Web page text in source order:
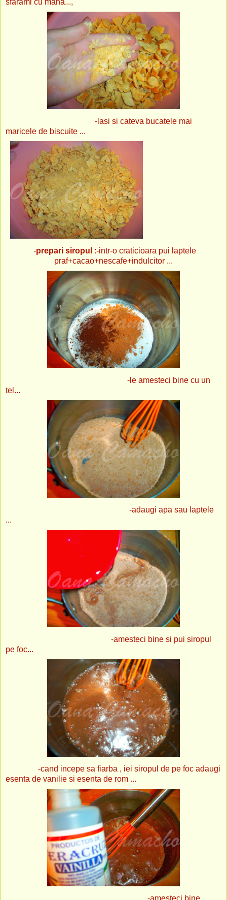
-lasi si cateva bucatele mai
maricele de biscuite ...
-prepari siropul :-intr-o craticioara pui laptele
praf+cacao+nescafe+indulcitor ...
-le amesteci bine cu un
tel...
-adaugi apa sau laptele
...
-amesteci bine si pui siropul
pe foc...
-cand incepe sa fiarba , iei siropul de pe foc adaugi
esenta de vanilie si esenta de rom ...
-amesteci bine ...